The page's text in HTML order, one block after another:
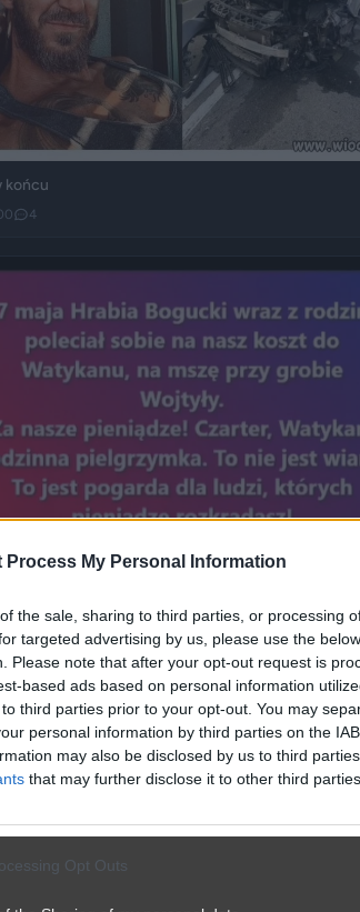
Process My Personal Information
the sale, sharing to third parties, or processing
targeted advertising by us, please use the
Please note that after your opt-out request is
based ads based on personal information
third parties prior to your opt-out. You may
personal information by third parties on the
may also be disclosed by us to third
that may further disclose it to other third parties.
Opt Outs
końcu
4
1